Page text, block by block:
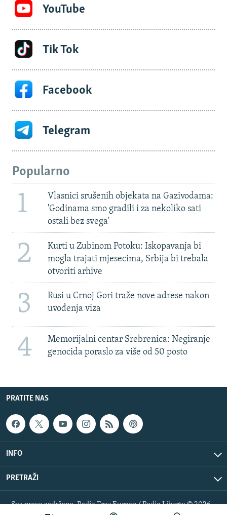
YouTube
Tik Tok
Facebook
Telegram
Popularno
1
Vlasnici srušenih objekata na Gazivodama:
'Godinama smo gradili i za nekoliko sati
ostali bez svega'
2
Kurti u Zubinom Potoku: Iskopavanja bi
mogla trajati mjesecima, Srbija bi trebala
otvoriti arhive
3
Rusi u Crnoj Gori traže nove adrese nakon
uvođenja viza
4
Memorijalni centar Srebrenica: Negiranje
genocida poraslo za više od 50 posto
PRATITE NAS
INFO
PRETRAŽI
Sva prava zadržana. Radio Free Europe / Radio Liberty © 2026